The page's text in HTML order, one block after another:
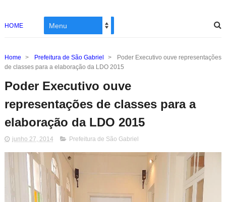
HOME
Home > Prefeitura de São Gabriel >
Poder Executivo ouve representações
de classes para a elaboração da LDO 2015
Poder Executivo ouve
representações de classes para a
elaboração da LDO 2015
junho 27, 2014 Prefeitura de São Gabriel